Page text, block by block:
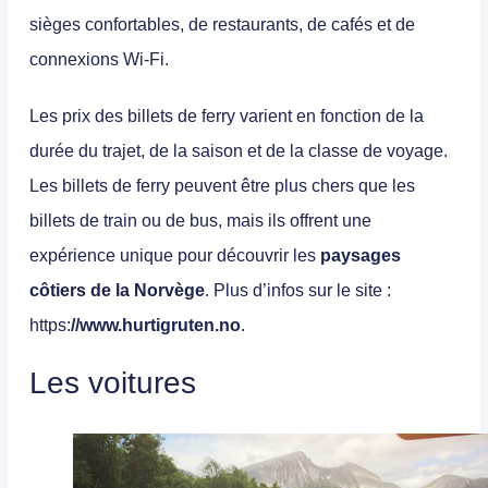
sièges confortables, de restaurants, de cafés et de
connexions Wi-Fi.
Les prix des billets de ferry varient en fonction de la
durée du trajet, de la saison et de la classe de voyage.
Les billets de ferry peuvent être plus chers que les
billets de train ou de bus, mais ils offrent une
expérience unique pour découvrir les paysages
côtiers de la Norvège. Plus d’infos sur le site :
https://www.hurtigruten.no.
Les voitures